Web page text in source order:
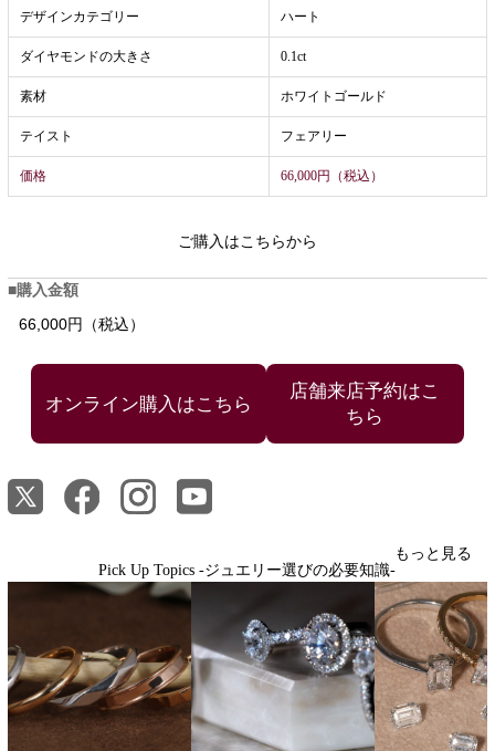
デザインカテゴリー ハート
ダイヤモンドの大きさ 0.1ct
素材 ホワイトゴールド
テイスト フェアリー
価格 66,000円（税込）
ご購入はこちらから
購入金額
66,000円（税込）
店舗来店予約はこ
ちら
Pick Up Topics -ジュエリー選びの必要知識-
もっと見る